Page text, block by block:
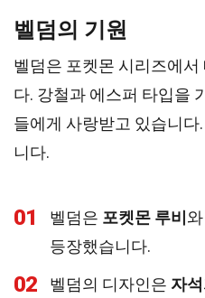
벨덤의 기원
벨덤은 포켓몬 시리즈에
다. 강철과 에스퍼 타입을
들에게 사랑받고 있습니
니다.
01 벨덤은 포켓몬 루비 와
등장했습니다.
02 벨덤의 디자인은 자석